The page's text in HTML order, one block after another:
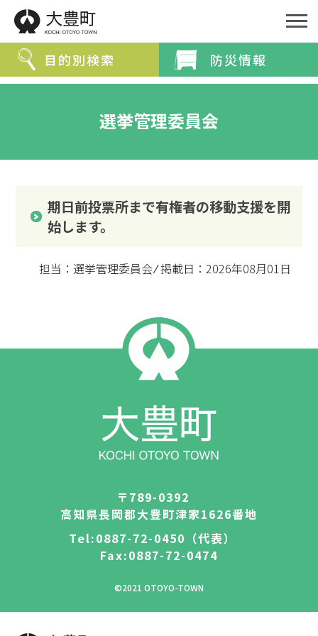
緊急情報を探す
防災・救急情報 夜間・休日診療案内
分類で探す 組織で探す
ライフステージ
結婚・離婚 妊娠・出産
就職・退職
お悔やみ ゴミ出し
大豊町について 特産品の紹介
目的別検索 防災情報
選挙管理委員会
期日前投票所まで有権者の移動支援を開
始します。
担当：選挙管理委員会 ⁄ 掲載日：2026年08月01日
〒789-0392
高知県長岡郡大豊町津家1626番地
Tel:0887-72-0450（代表）
Fax:0887-72-0474
©2021 OTOYO-TOWN